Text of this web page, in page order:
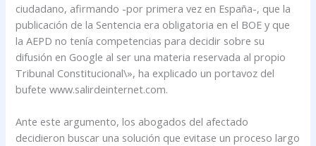
ciudadano, afirmando -por primera vez en España-, que la
publicación de la Sentencia era obligatoria en el BOE y que
la AEPD no tenía competencias para decidir sobre su
difusión en Google al ser una materia reservada al propio
Tribunal Constitucional\», ha explicado un portavoz del
bufete www.salirdeinternet.com.
Ante este argumento, los abogados del afectado
decidieron buscar una solución que evitase un proceso largo